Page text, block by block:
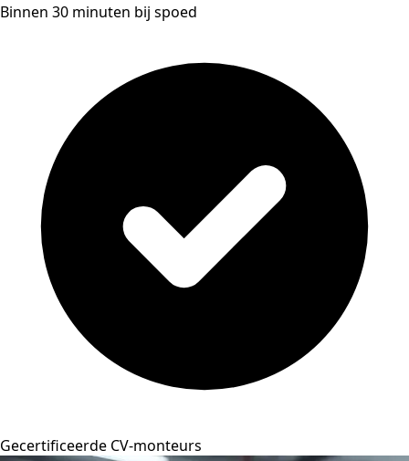
Binnen 30 minuten bij spoed
Gecertificeerde CV-monteurs